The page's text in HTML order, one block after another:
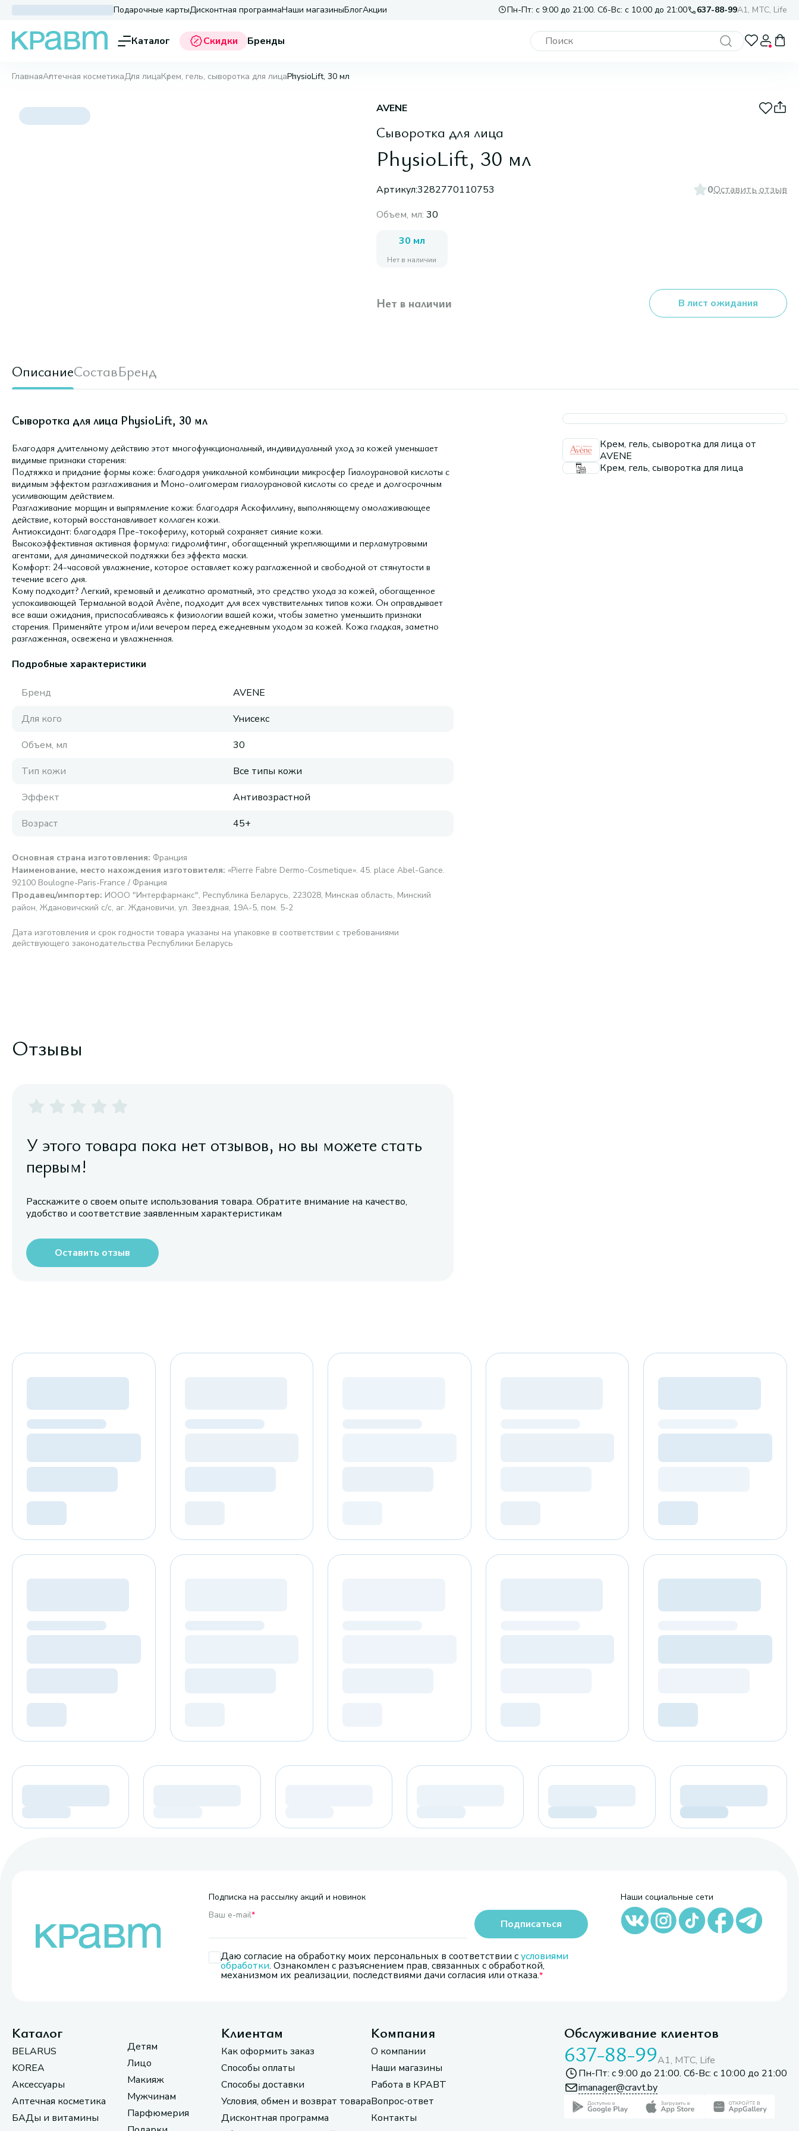
Подарочные картыДисконтная программаНаши магазиныБлогАкции Пн-Пт: с 9:00 до 21:00. Сб-Вс: с 10:00 до 21:00 637-88-99A1, МТС, Life
Каталог Скидки Бренды
ГлавнаяАптечная косметикаДля лицаКрем, гель, сыворотка для лицаPhysioLift, 30 мл
AVENE
Сыворотка для лица
PhysioLift, 30 мл
Артикул:3282770110753 0Оставить отзыв
Объем, мл: 30
30 мл
Нет в наличии
Нет в наличии В лист ожидания
ОписаниеСоставБренд
Сыворотка для лица PhysioLift, 30 мл
Благодаря длительному действию этот многофункциональный, индивидуальный уход за кожей уменьшает
видимые признаки старения:
Подтяжка и придание формы коже: благодаря уникальной комбинации микросфер Гиалоурановой кислоты с
видимым эффектом разглаживания и Моно-олигомерам гиалоурановой кислоты со среде и долгосрочным
усиливающим действием.
Разглаживание морщин и выпрямление кожи: благодаря Аскофиллину, выполняющему омолаживающее
действие, который восстанавливает коллаген кожи.
Антиоксидант: благодаря Пре-токоферилу, который сохраняет сияние кожи.
Высокоэффективная активная формула: гидролифтинг, обогащенный укрепляющими и перламутровыми
агентами, для динамической подтяжки без эффекта маски.
Комфорт: 24-часовой увлажнение, которое оставляет кожу разглаженной и свободной от стянутости в
течение всего дня.
Кому подходит? Легкий, кремовый и деликатно ароматный, это средство ухода за кожей, обогащенное
успокаивающей Термальной водой Avène, подходит для всех чувствительных типов кожи. Он оправдывает
все ваши ожидания, приспосабливаясь к физиологии вашей кожи, чтобы заметно уменьшить признаки
старения. Применяйте утром и/или вечером перед ежедневным уходом за кожей. Кожа гладкая, заметно
разглаженная, освежена и увлажненная.
Подробные характеристики
Бренд
AVENE
Для кого
Унисекс
Объем, мл
30
Тип кожи
Все типы кожи
Эффект
Антивозрастной
Возраст
45+
Основная страна изготовления: Франция
Наименование, место нахождения изготовителя: «Pierre Fabre Dermo-Cosmetique». 45. place Abel-Gance.
92100 Boulogne-Paris-France / Франция
Продавец/импортер: ИООО "Интерфармакс", Республика Беларусь, 223028, Минская область, Минский
район, Ждановичский с/с, аг. Ждановичи, ул. Звездная, 19А-5, пом. 5-2
Дата изготовления и срок годности товара указаны на упаковке в соответствии с требованиями
действующего законодательства Республики Беларусь
Крем, гель, сыворотка для лица от
AVENE
Крем, гель, сыворотка для лица
Отзывы
У этого товара пока нет отзывов, но вы можете стать
первым!
Расскажите о своем опыте использования товара. Обратите внимание на качество,
удобство и соответствие заявленным характеристикам
Оставить отзыв
Подписка на рассылку акций и новинок
Ваш e-mail*
Даю согласие на обработку моих персональных в соответствии сусловиями
обработки. Ознакомлен с разъяснением прав, связанных с обработкой,
механизмом их реализации, последствиями дачи согласия или отказа.
Подписаться
Наши социальные сети
Каталог
BELARUS
KOREA
Аксессуары
Аптечная косметика
БАДы и витамины
Детям
Лицо
Макияж
Мужчинам
Парфюмерия
Клиентам
Как оформить заказ
Способы оплаты
Способы доставки
Условия, обмен и возврат товара
Дисконтная программа
Компания
О компании
Наши магазины
Работа в КРАВТ
Вопрос-ответ
Контакты
Обслуживание клиентов
637-88-99A1, МТС, Life
Пн-Пт: с 9:00 до 21:00. Сб-Вс: с 10:00 до 21:00
imanager@cravt.by